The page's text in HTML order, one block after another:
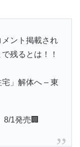
ント掲載され
残るとは！！
」解体へ – 東
1発売🏢